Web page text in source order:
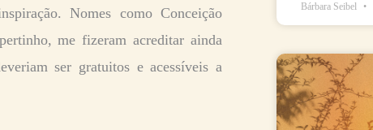
Nomes como Conceição
me fizeram acreditar ainda
ser gratuitos e acessíveis a
Bárbara Seibel